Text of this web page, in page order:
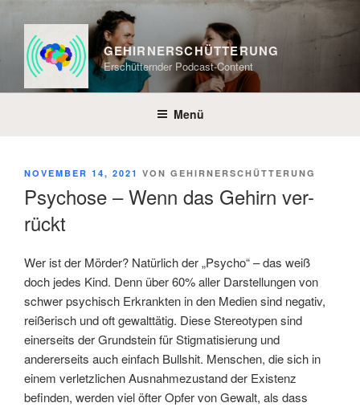
Inhalt
springen
GEHIRNERSCHÜTTERUNG
Erschütternder Podcast-Content
Menü
VERÖFFENTLICHT
NOVEMBER 14, 2021 VON GEHIRNERSCHÜTTERUNG
Psychose – Wenn das Gehirn ver-
rückt
Wer ist der Mörder? Natürlich der „Psycho“ – das weiß
doch jedes Kind. Denn über 60% aller Darstellungen von
schwer psychisch Erkrankten in den Medien sind negativ,
reißerisch und oft gewalttätig. Diese Stereotypen sind
einerseits der Grundstein für Stigmatisierung und
andererseits auch einfach Bullshit. Menschen, die sich in
einem verletzlichen Ausnahmezustand der Existenz
befinden, werden viel öfter Opfer von Gewalt, als dass